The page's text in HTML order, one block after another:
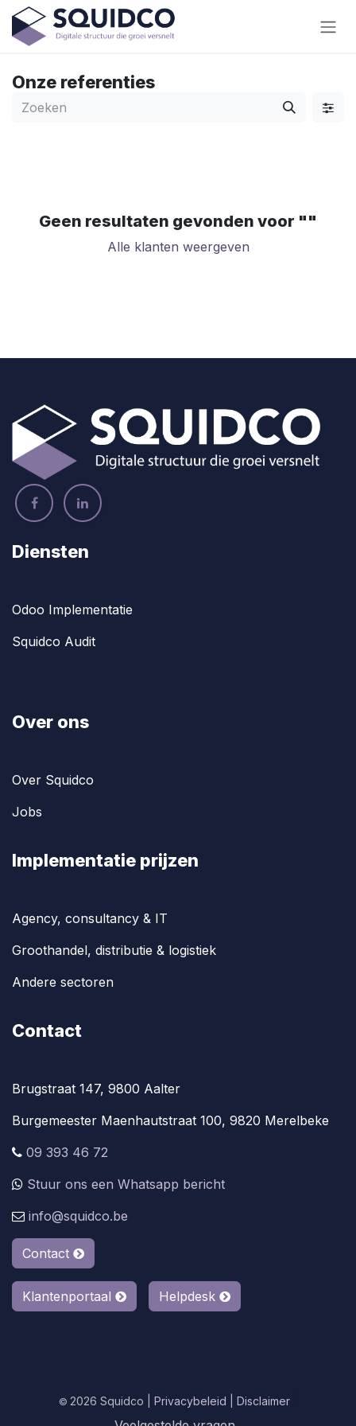
Overslaan naar inhoud
Onze referenties
Geen resultaten gevonden voor ""
Alle klanten weergeven
Diensten
Odoo Implementatie
Squidco Audit
Contact
Brugstraat 147, 9800 Aalter
Burgemeester Maenhautstraat 100, 9820 Merelbeke
09 393 46 72
Stuur ons een Whatsapp bericht
info@squidco.be
Contact
Klantenportaal Helpdesk
Over ons
Over Squidco
Jobs
Implementatie prijzen
Agency, consultancy & IT
Groothandel, distributie & logistiek
Andere sectoren
© 2026 Squidco | Privacybeleid Disclaimer